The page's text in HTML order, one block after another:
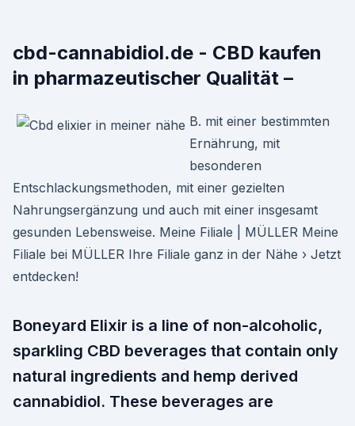
cbd-cannabidiol.de - CBD kaufen
in pharmazeutischer Qualität –
B. mit einer bestimmten
Ernährung, mit
besonderen
Entschlackungsmethoden, mit einer gezielten
Nahrungsergänzung und auch mit einer insgesamt
gesunden Lebensweise. Meine Filiale | MÜLLER Meine
Filiale bei MÜLLER Ihre Filiale ganz in der Nähe › Jetzt
entdecken!
Boneyard Elixir is a line of non-alcoholic,
sparkling CBD beverages that contain only
natural ingredients and hemp derived
cannabidiol. These beverages are